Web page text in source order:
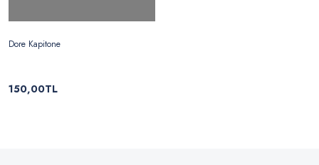
Dore Kapitone
150,00TL